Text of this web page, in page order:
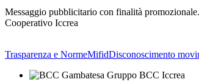
Messaggio pubblicitario con finalità
Cooperativo Iccrea
Trasparenza e NormeMifidDisconoscimento